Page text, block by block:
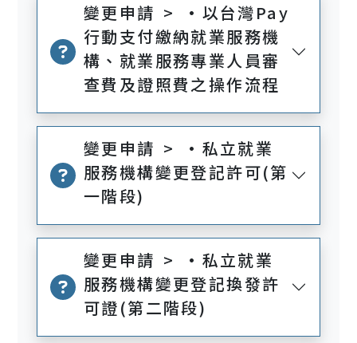
變更申請 > •以台灣Pay
行動支付繳納就業服務機
構、就業服務專業人員審
查費及證照費之操作流程
變更申請 > •私立就業
服務機構變更登記許可(第
一階段)
變更申請 > •私立就業
服務機構變更登記換發許
可證(第二階段)